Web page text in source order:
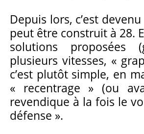
Depuis lors, c’est
peut être construit à 28.
solutions proposées
plusieurs vitesses, «
c’est plutôt simple, en
« recentrage » (ou
revendique à la fois le
défense ».